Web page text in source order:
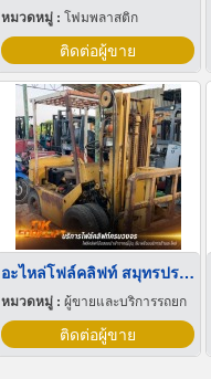
หมวดหมู่ : โฟมพลาสติก
ติดต่อผู้ขาย
อะไหล่โฟล์คลิฟท์ สมุทรปราการ
หมวดหมู่ : ผู้ขายและบริการรถยก
ติดต่อผู้ขาย